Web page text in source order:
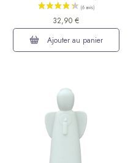
32,90 €
Ajouter au panier